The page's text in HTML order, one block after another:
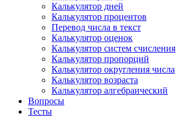
Калькулятор дней
Калькулятор процентов
Перевод числа в текст
Калькулятор оценок
Калькулятор систем счисления
Калькулятор пропорций
Калькулятор округления числа
Калькулятор возраста
Калькулятор алгебраический
Вопросы
Тесты